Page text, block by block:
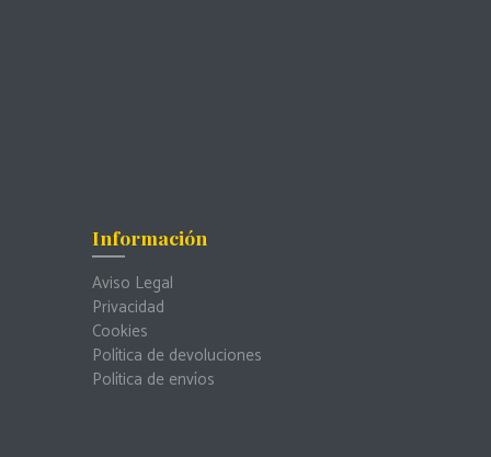
Información
Aviso Legal
Privacidad
Cookies
Política de devoluciones
Política de envíos